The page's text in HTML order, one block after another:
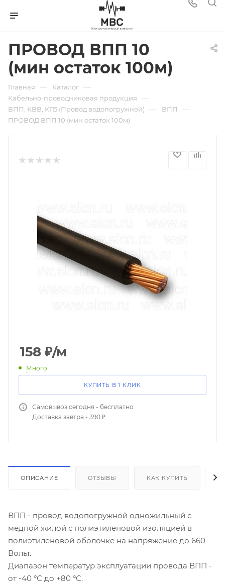
ПРОВОД ВПП 10
(мин остаток 100м)
Главная — Каталог —
Кабельно-проводниковая продукция —
ВПП, КВВ, КГБ (Провод водопогружной) — ВПП —
ПРОВОД ВПП 10 (мин остаток 100м)
158 ₽/м
Много
КУПИТЬ В 1 КЛИК
Самовывоз сегодня - бесплатно
Доставка завтра - 390 ₽
ОПИСАНИЕ ОТЗЫВЫ КАК КУПИТЬ
ВПП - провод водопогружной одножильный с
медной жилой с полиэтиленовой изоляцией в
полиэтиленовой оболочке на напряжение до 660
Вольт.
Диапазон температур эксплуатации провода ВПП -
от -40 °С до +80 °С.